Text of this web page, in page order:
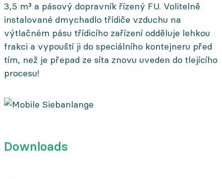
3,5 m³ a pásový dopravník řízený FU. Volitelně
instalované dmychadlo třídiče vzduchu na
výtlačném pásu třídicího zařízení odděluje lehkou
frakci a vypouští ji do speciálního kontejneru před
tím, než je přepad ze síta znovu uveden do tlejícího
procesu!
Downloads